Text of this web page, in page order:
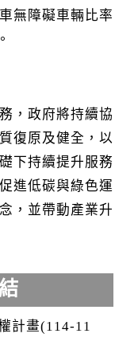
無障礙車輛比率
，政府將持續協
復原及健全，以
下持續提升服務
進低碳與綠色運
，並帶動產業升
計畫(114-11